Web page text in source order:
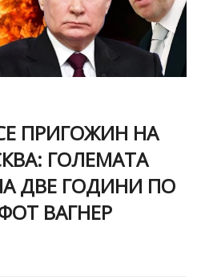
ПРИГОЖИН НА
ГОЛЕМАТА
ДВЕ ГОДИНИ ПО
ВАГНЕР